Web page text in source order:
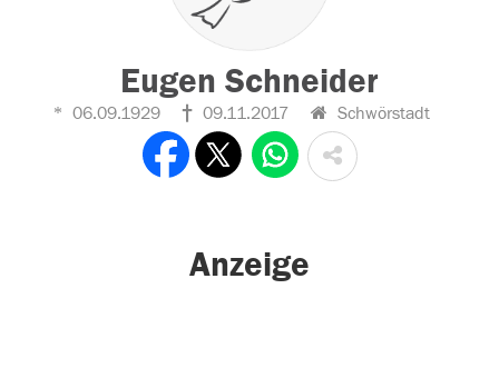
Eugen Schneider
06.09.1929 09.11.2017 Schwörstadt
Anzeige